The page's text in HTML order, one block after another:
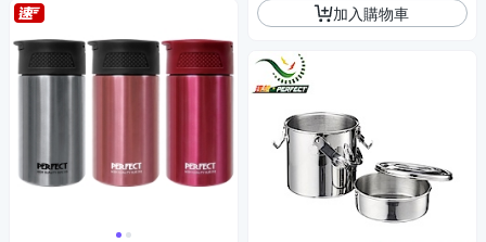
加入購物車